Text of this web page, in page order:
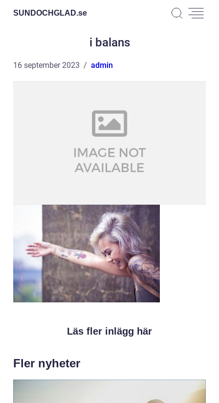
SUNDOCHGLAD.se
i balans
16 september 2023 admin
Läs fler inlägg här
Fler nyheter